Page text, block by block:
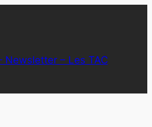
Newsletter – Les TAC